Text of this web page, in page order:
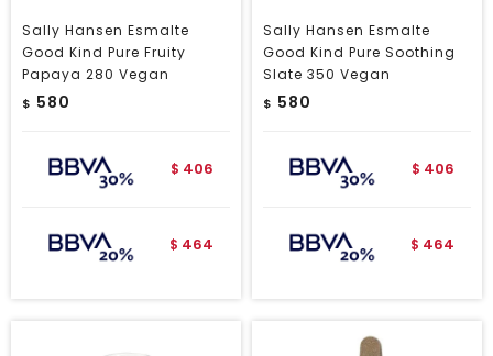
Sally Hansen Esmalte
Good Kind Pure Fruity
Papaya 280 Vegan
$ 580
$ 406
$ 464
Sally Hansen Esmalte
Good Kind Pure Soothing
Slate 350 Vegan
$ 580
$ 406
$ 464